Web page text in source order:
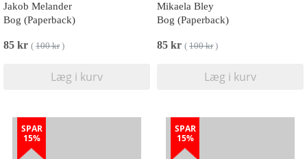
Jakob Melander
Bog (Paperback)
85 kr ( 100 kr)
Læg i kurv
Mikaela Bley
Bog (Paperback)
85 kr ( 100 kr)
Læg i kurv
SPAR
15%
SPAR
15%